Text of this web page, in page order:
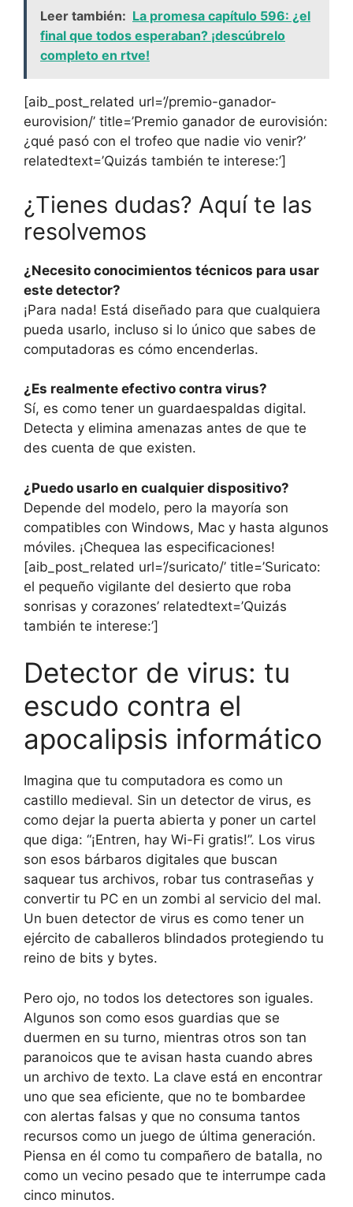
Leer también: La promesa capítulo 596: ¿el
final que todos esperaban? ¡descúbrelo
completo en rtve!
[aib_post_related url=’/premio-ganador-
eurovision/’ title=’Premio ganador de eurovisión:
¿qué pasó con el trofeo que nadie vio venir?’
relatedtext=’Quizás también te interese:’]
¿Tienes dudas? Aquí te las
resolvemos
¿Necesito conocimientos técnicos para usar
este detector?
¡Para nada! Está diseñado para que cualquiera
pueda usarlo, incluso si lo único que sabes de
computadoras es cómo encenderlas.
¿Es realmente efectivo contra virus?
Sí, es como tener un guardaespaldas digital.
Detecta y elimina amenazas antes de que te
des cuenta de que existen.
¿Puedo usarlo en cualquier dispositivo?
Depende del modelo, pero la mayoría son
compatibles con Windows, Mac y hasta algunos
móviles. ¡Chequea las especificaciones!
[aib_post_related url=’/suricato/’ title=’Suricato:
el pequeño vigilante del desierto que roba
sonrisas y corazones’ relatedtext=’Quizás
también te interese:’]
Detector de virus: tu
escudo contra el
apocalipsis informático
Imagina que tu computadora es como un
castillo medieval. Sin un detector de virus, es
como dejar la puerta abierta y poner un cartel
que diga: “¡Entren, hay Wi-Fi gratis!”. Los virus
son esos bárbaros digitales que buscan
saquear tus archivos, robar tus contraseñas y
convertir tu PC en un zombi al servicio del mal.
Un buen detector de virus es como tener un
ejército de caballeros blindados protegiendo tu
reino de bits y bytes.
Pero ojo, no todos los detectores son iguales.
Algunos son como esos guardias que se
duermen en su turno, mientras otros son tan
paranoicos que te avisan hasta cuando abres
un archivo de texto. La clave está en encontrar
uno que sea eficiente, que no te bombardee
con alertas falsas y que no consuma tantos
recursos como un juego de última generación.
Piensa en él como tu compañero de batalla, no
como un vecino pesado que te interrumpe cada
cinco minutos.